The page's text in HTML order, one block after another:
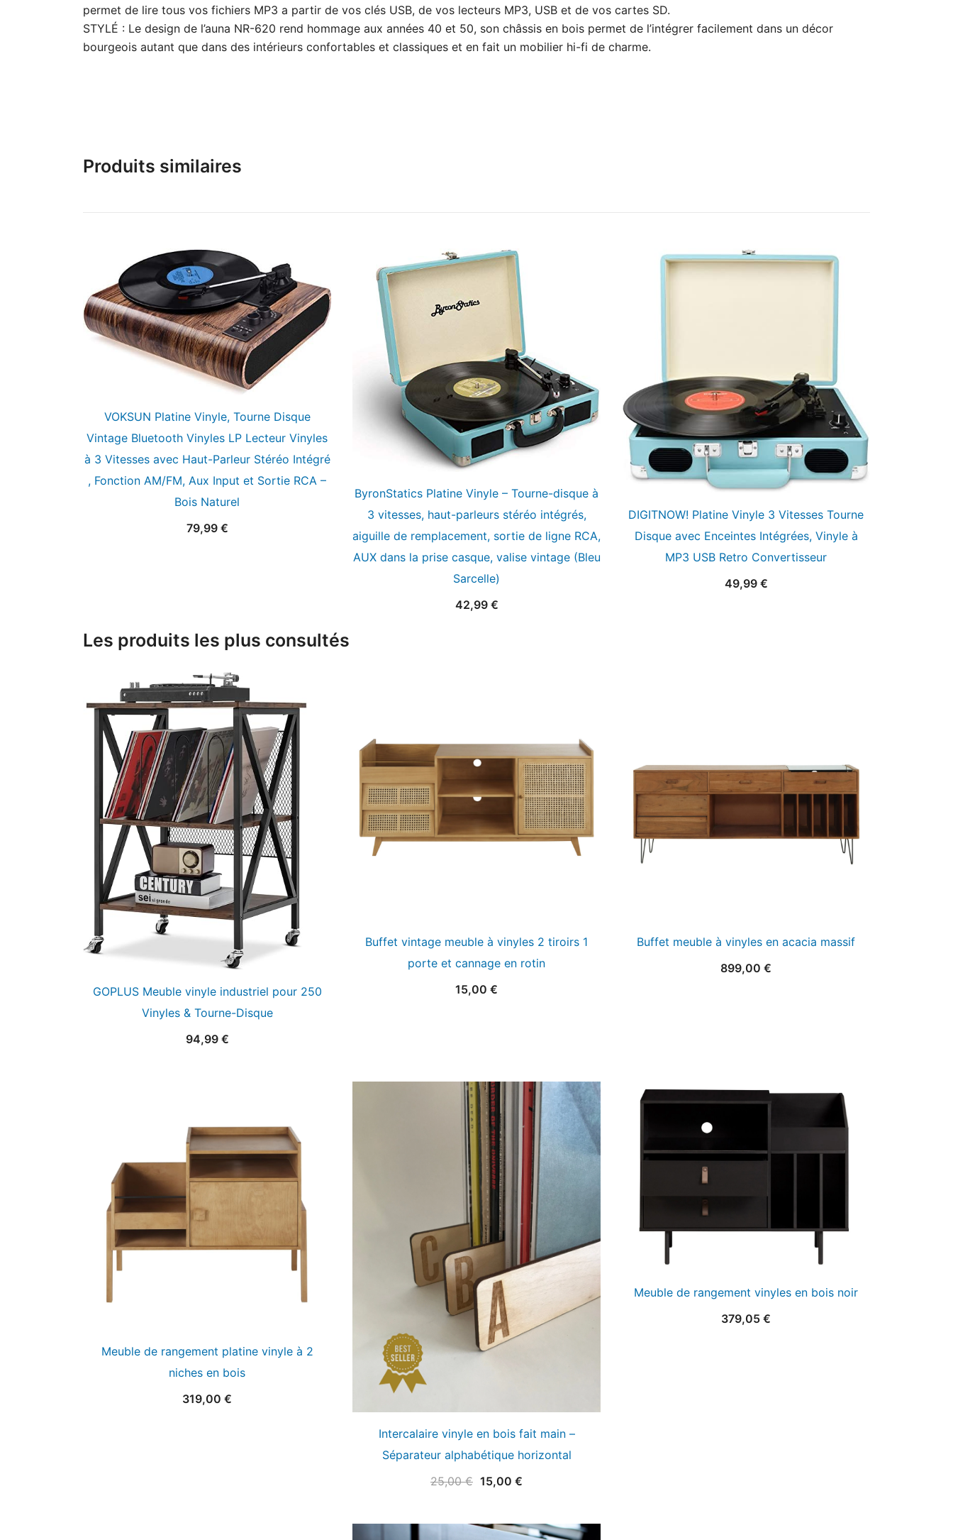
permet de lire tous vos fichiers MP3 a partir de vos clés USB, de vos lecteurs MP3, USB et de vos cartes SD.
STYLÉ : Le design de l’auna NR-620 rend hommage aux années 40 et 50, son châssis en bois permet de l’intégrer facilement dans un décor
bourgeois autant que dans des intérieurs confortables et classiques et en fait un mobilier hi-fi de charme.
Produits similaires
VOKSUN Platine Vinyle, Tourne Disque
Vintage Bluetooth Vinyles LP Lecteur Vinyles
à 3 Vitesses avec Haut-Parleur Stéréo Intégré
, Fonction AM/FM, Aux Input et Sortie RCA –
Bois Naturel
79,99 €
ByronStatics Platine Vinyle – Tourne-disque à
3 vitesses, haut-parleurs stéréo intégrés,
aiguille de remplacement, sortie de ligne RCA,
AUX dans la prise casque, valise vintage (Bleu
Sarcelle)
42,99 €
DIGITNOW! Platine Vinyle 3 Vitesses Tourne
Disque avec Enceintes Intégrées, Vinyle à
MP3 USB Retro Convertisseur
49,99 €
Les produits les plus consultés
GOPLUS Meuble vinyle industriel pour 250
Vinyles & Tourne-Disque
94,99 €
Buffet vintage meuble à vinyles 2 tiroirs 1
porte et cannage en rotin
15,00 €
Buffet meuble à vinyles en acacia massif
899,00 €
Meuble de rangement platine vinyle à 2
niches en bois
319,00 €
Intercalaire vinyle en bois fait main –
Séparateur alphabétique horizontal
25,00€ Le
était :
15,00 €
est :
Meuble de rangement vinyles en bois noir
379,05 €